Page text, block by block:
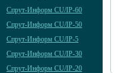
Спрут-Информ CU/IP-60
Спрут-Информ CU/IP-50
Спрут-Информ CU/IP-5
Спрут-Информ CU/IP-30
Спрут-Информ CU/IP-20